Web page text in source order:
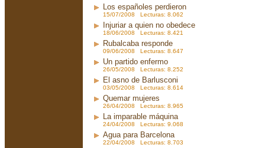
Los españoles perdieron
15/07/2008 Lecturas: 8.062
Injuriar a quien no obedece
18/06/2008 Lecturas: 8.421
Rubalcaba responde
09/06/2008 Lecturas: 8.647
Un partido enfermo
26/05/2008 Lecturas: 8.252
El asno de Barlusconi
03/05/2008 Lecturas: 8.614
Quemar mujeres
26/04/2008 Lecturas: 8.965
La imparable máquina
24/04/2008 Lecturas: 9.068
Agua para Barcelona
22/04/2008 Lecturas: 8.703